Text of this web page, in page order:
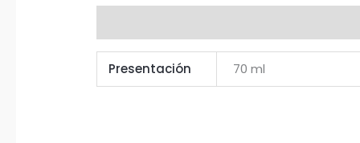
Presentación 70 ml